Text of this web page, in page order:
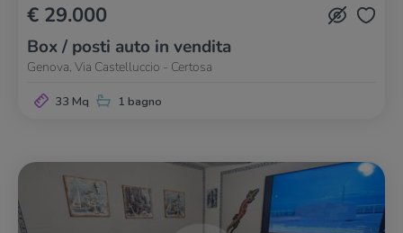
€ 29.000
Box / posti auto in vendita
Genova, Via Castelluccio - Certosa
33 Mq 1 bagno